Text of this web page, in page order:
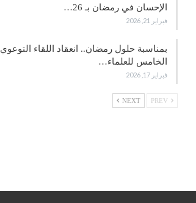
الإحسان في رمضان بـ 26…
فبراير 21, 2026
بمناسبة حلول رمضان.. انعقاد اللقاء
الخامس للعلماء…
فبراير 17, 2026
NEXT